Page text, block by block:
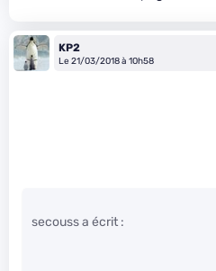
KP2
Le 21/03/2018 à 10h58
secouss a écrit :